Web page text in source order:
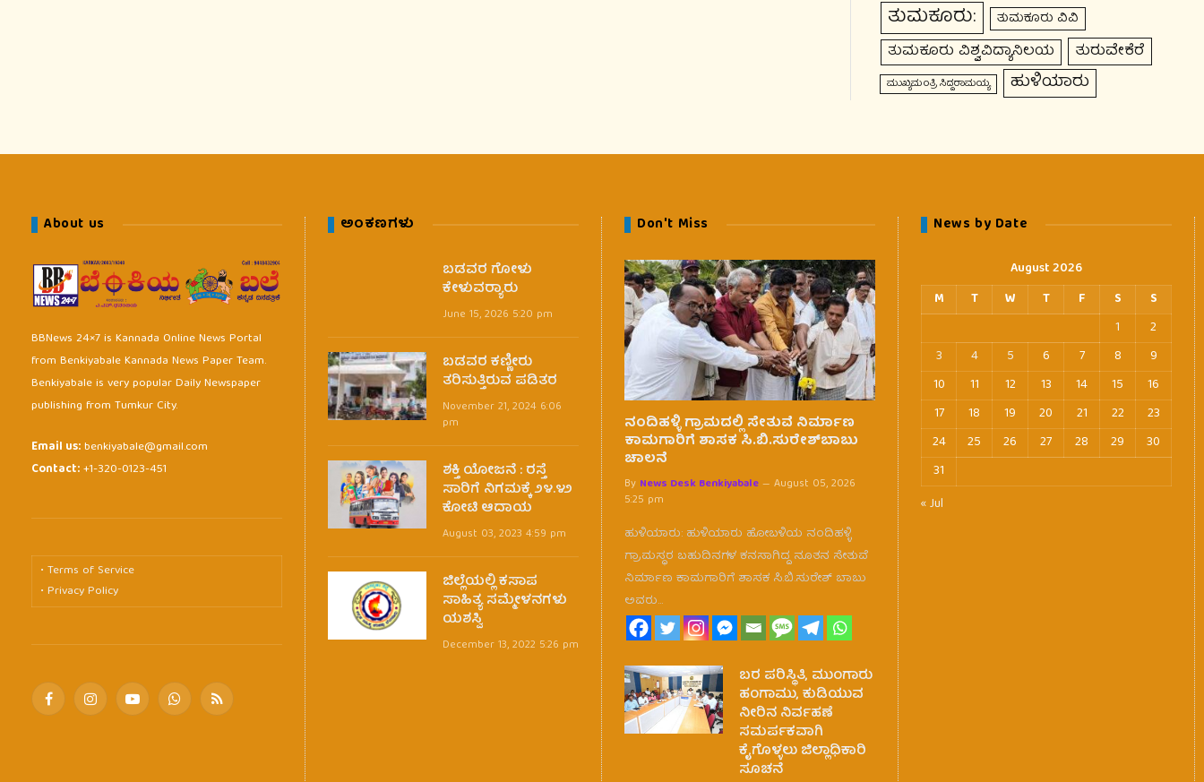
ತುಮಕೂರು: ತುಮಕೂರು ವಿವಿ
ತುಮಕೂರು ವಿಶ್ವವಿದ್ಯಾನಿಲಯ ತುರುವೇಕೆರೆ
ಮುಖ್ಯಮಂತ್ರಿ ಸಿದ್ದರಾಮಯ್ಯ ಹುಳಿಯಾರು
About us
BBNews 24×7 is Kannada Online News Portal
from Benkiyabale Kannada News Paper Team.
Benkiyabale is very popular Daily Newspaper
publishing from Tumkur City.
Email us:benkiyabale@gmail.com
Contact:+1-320-0123-451
• Terms of Service
• Privacy Policy
FacebookInstagramYouTubeWhatsApp
RSS
ಅಂಕಣಗಳು
ಬಡವರ ಗೋಳು
ಕೇಳುವರ‍್ಯಾರು
June 15, 2026 5:20 pm
ಬಡವರ ಕಣ್ಣೀರು
ತರಿಸುತ್ತಿರುವ ಪಡಿತರ
November 21, 2024 6:06
pm
ಶಕ್ತಿ ಯೋಜನೆ : ರಸ್ತೆ
ಸಾರಿಗೆ ನಿಗಮಕ್ಕೆ ೨೪.೪೨
ಕೋಟಿ ಆದಾಯ
August 03, 2023 4:59 pm
ಜಿಲ್ಲೆಯಲ್ಲಿ ಕಸಾಪ
ಸಾಹಿತ್ಯ ಸಮ್ಮೇಳನಗಳು
ಯಶಸ್ವಿ
December 13, 2022 5:26 pm
Don't Miss
ನಂದಿಹಳ್ಳಿ ಗ್ರಾಮದಲ್ಲಿ ಸೇತುವೆ ನಿರ್ಮಾಣ
ಕಾಮಗಾರಿಗೆ ಶಾಸಕ ಸಿ.ಬಿ.ಸುರೇಶ್‌ಬಾಬು
ಚಾಲನೆ
By News Desk Benkiyabale
August 05, 2026
5:25 pm
ಹುಳಿಯಾರು: ಹುಳಿಯಾರು ಹೋಬಳಿಯ ನಂದಿಹಳ್ಳಿ
ಗ್ರಾಮಸ್ಥರ ಬಹುದಿನಗಳ ಕನಸಾಗಿದ್ದ ನೂತನ ಸೇತುವೆ
ನಿರ್ಮಾಣ ಕಾಮಗಾರಿಗೆ ಶಾಸಕ ಸಿ.ಬಿ.ಸುರೇಶ್ ಬಾಬು
ಅವರು…
ಬರ ಪರಿಸ್ಥಿತಿ, ಮುಂಗಾರು
ಹಂಗಾಮು, ಕುಡಿಯುವ
ನೀರಿನ ನಿರ್ವಹಣೆ
ಸಮರ್ಪಕವಾಗಿ
ಕೈಗೊಳ್ಳಲು ಜಿಲ್ಲಾಧಿಕಾರಿ
ಸೂಚನೆ
News by Date
August 2026
M
T W T F S
S
1
2
3
4 5 6 7 8
9
10
11 12 13 14 15
16
17
18 19 20 21 22
23
24
25 26 27 28 29
30
31
« Jul